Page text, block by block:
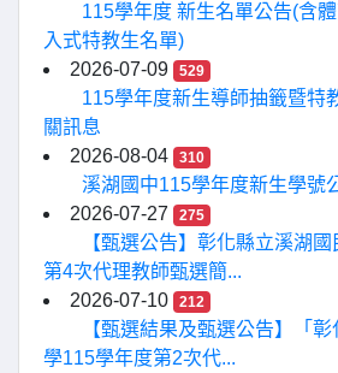
115學年度 新生名單公告(含
入式特教生名單)
2026-07-09
529
115學年度新生導師抽籤暨特
關訊息
2026-08-04
310
溪湖國中115學年度新生學號
2026-07-27
275
【甄選公告】彰化縣立溪湖
第4次代理教師甄選簡...
2026-07-10
212
【甄選結果及甄選公告】「
學115學年度第2次代...